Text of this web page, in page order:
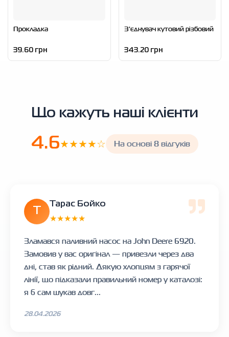
Прокладка
39.60 грн
З'єднувач кутовий різбовий
343.20 грн
Що кажуть наші клієнти
4.6★★★★☆ На основі 8 відгуків
Тарас Бойко
★★★★★
Зламався паливний насос на John Deere 6920.
Замовив у вас оригінал — привезли через два
дні, став як рідний. Дякую хлопцям з гарячої
лінії, що підказали правильний номер у каталозі:
я б сам шукав довг...
28.04.2026